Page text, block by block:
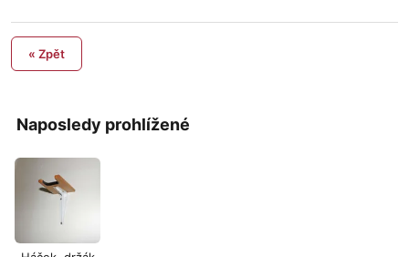
Naposledy prohlížené
« Zpět